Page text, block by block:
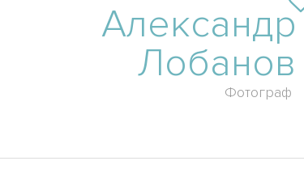
Александр
Лобанов
Фотограф